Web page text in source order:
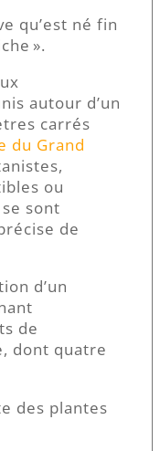
qu’est né fin
».
autour d’un
carrés
du Grand
ou
sont
de
d’un
de
dont quatre
des plantes